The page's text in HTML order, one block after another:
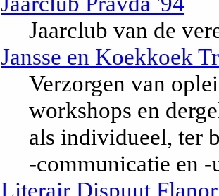
Jaarclub van de
Jansse en Koekkoek
Verzorgen van
workshops en
als individueel, ter
-communicatie en
Literair Dispuut Flanor